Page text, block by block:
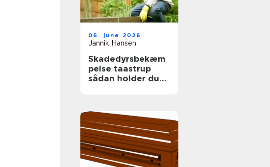
06. june 2026
Jannik Hansen
Skadedyrsbekæm
pelse taastrup
sådan holder du